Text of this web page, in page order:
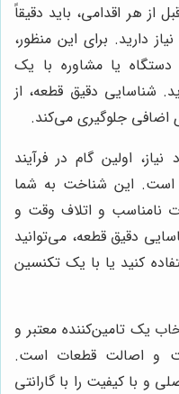
از هر اقدامی، باید دقیقاً
دارید. برای این منظور،
دستگاه یا مشاوره با یک
دقیق قطعه، از
اضافی جلوگیری می‌کند.
اولین گام در فرآیند
است. این شناخت به شما
نامناسب و اتلاف وقت و
دقیق قطعه، می‌توانید
کنید یا با یک تکنسین
یک تامین‌کننده معتبر و
و اصالت قطعات است.
و با کیفیت را با گارانتی